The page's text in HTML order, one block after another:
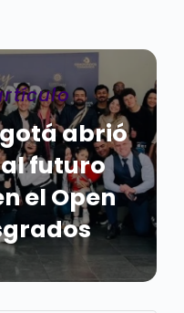
abrió
futuro
el Open